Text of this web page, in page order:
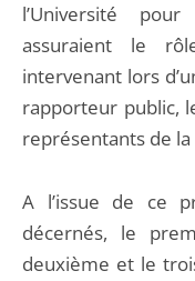
l’Université
assuraient le
intervenant lors
rapporteur public,
représentants de
A l’issue de ce
décernés, le
deuxième et le